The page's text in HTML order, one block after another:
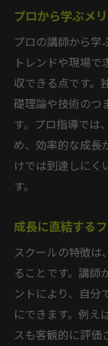
プロから学ぶメ
プロの講師から学
トレンドや現場
収できる点です。
礎理論や技術のつ
す。プロ指導では
め、効率的な成長
けでは到達しにく
す。
成長に直結する
スクールの特徴は
ることです。講師
ントにより、自分
にできます。例え
スも客観的に評価